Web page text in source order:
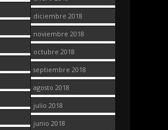
diciembre 2018
noviembre 2018
octubre 2018
septiembre 2018
agosto 2018
julio 2018
junio 2018